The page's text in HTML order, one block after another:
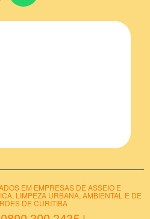
EM EMPRESAS DE ASSEIO E
LIMPEZA URBANA, AMBIENTAL E DE
DE CURITIBA